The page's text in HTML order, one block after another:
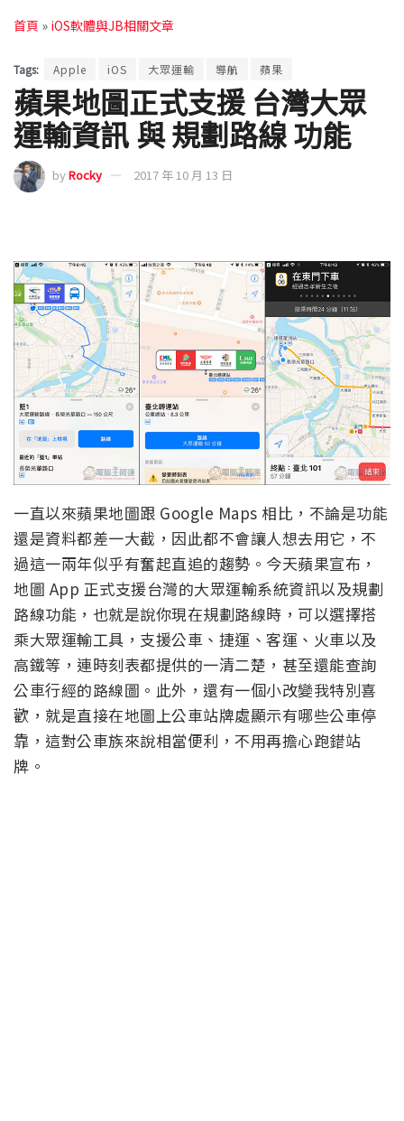
首頁 » iOS軟體與JB相關文章
Tags: Apple iOS 大眾運輸 導航 蘋果
蘋果地圖正式支援 台灣大眾
運輸資訊 與 規劃路線 功能
byRocky 2017 年 10 月 13 日
一直以來蘋果地圖跟 Google Maps 相比，不論是功能
還是資料都差一大截，因此都不會讓人想去用它，不
過這一兩年似乎有奮起直追的趨勢。今天蘋果宣布，
地圖 App 正式支援台灣的大眾運輸系統資訊以及規劃
路線功能，也就是說你現在規劃路線時，可以選擇搭
乘大眾運輸工具，支援公車、捷運、客運、火車以及
高鐵等，連時刻表都提供的一清二楚，甚至還能查詢
公車行經的路線圖。此外，還有一個小改變我特別喜
歡，就是直接在地圖上公車站牌處顯示有哪些公車停
靠，這對公車族來說相當便利，不用再擔心跑錯站
牌。